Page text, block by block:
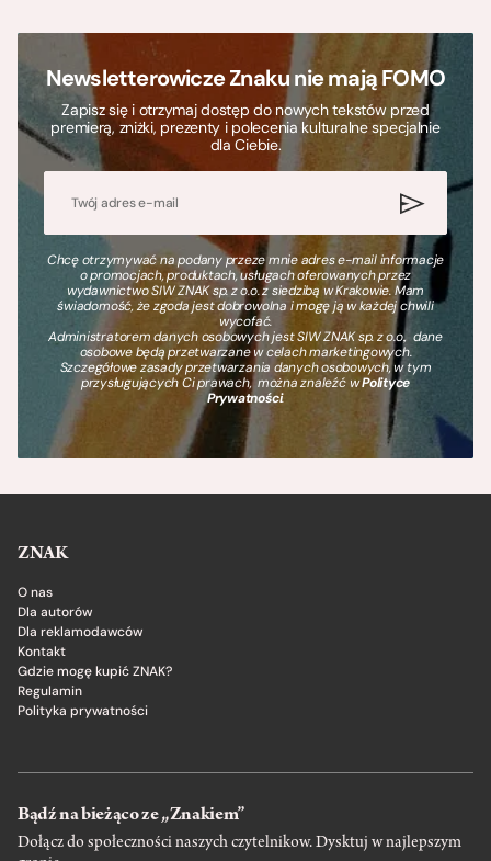
Newsletterowicze Znaku nie mają FOMO
Zapisz się i otrzymaj dostęp do nowych tekstów przed
premierą, zniżki, prezenty i polecenia kulturalne specjalnie
dla Ciebie.
Chcę otrzymywać na podany przeze mnie adres e-mail informacje
o promocjach, produktach, usługach oferowanych przez
wydawnictwo SIW ZNAK sp. z o.o. z siedzibą w Krakowie. Mam
świadomość, że zgoda jest dobrowolna i mogę ją w każdej chwili
wycofać.
Administratorem danych osobowych jest SIW ZNAK sp. z o.o., dane
osobowe będą przetwarzane w celach marketingowych.
Szczegółowe zasady przetwarzania danych osobowych, w tym
przysługujących Ci prawach, można znaleźć wPolityce
Prywatności.
ZNAK
O nas
Dla autorów
Dla reklamodawców
Kontakt
Gdzie mogę kupić ZNAK?
Regulamin
Polityka prywatności
Bądź na bieżąco ze „Znakiem”
Dołącz do społeczności naszych czytelnikow. Dysktuj w najlepszym